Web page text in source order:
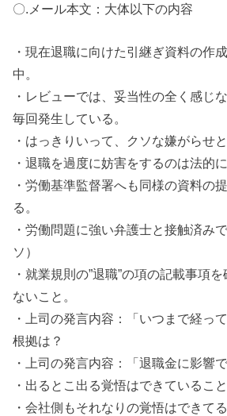
〇.メール本文：大体以下の内容
・現在退職に向けた引継ぎ資料の作
中。
・レビューでは、妥当性の全く感じ
毎回発生している。
・はっきりいって、クソな嫌がらせ
・退職を過度に妨害をするのは法的
・労働基準監督署へも同様の資料の
る。
・労働問題に強い弁護士と接触済み
ソ）
・就業規則の”退職”の項の記載事項
ないこと。
・上司の発言内容：「いつまで経っ
根拠は？
・上司の発言内容：「退職金に影響
・出るとこ出る覚悟はできていること
・会社側もそれなりの覚悟はできて